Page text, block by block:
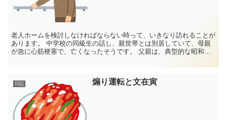
老人ホームを検討しなければならない時って、いきなり訪れることが
あります。 中学校の同級生の話し、親世帯とは別居していて、母親
が急に心筋梗塞で、亡くなったそうです。 父親は、典型的な昭和の
日記 煽り運転と文在寅